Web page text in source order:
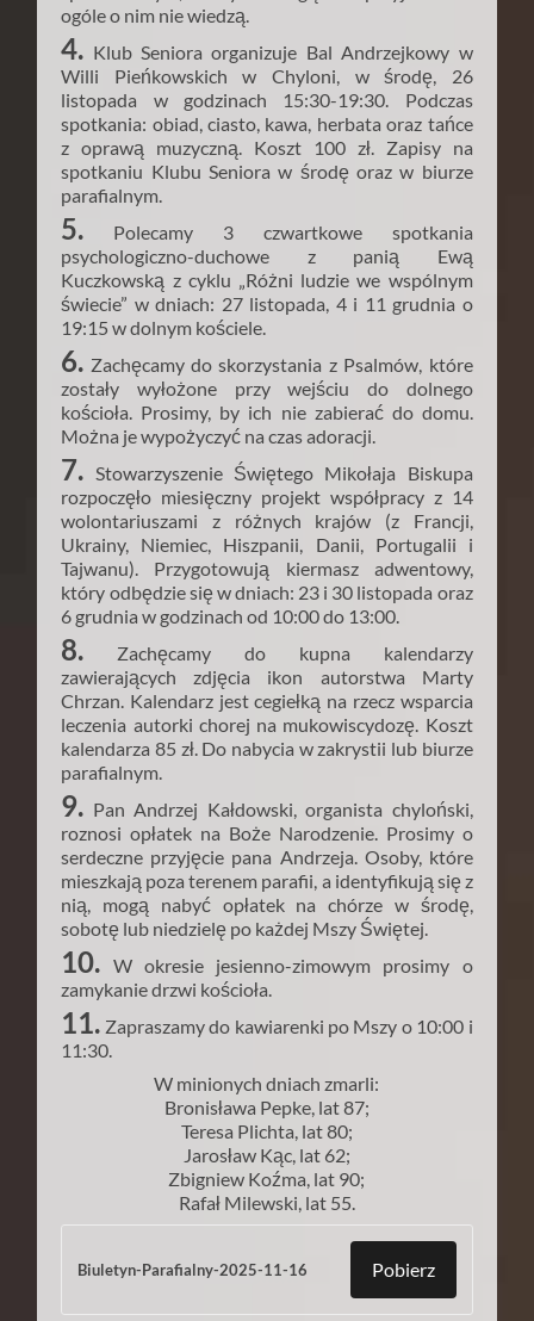
ogóle o nim nie wiedzą.
4. Klub Seniora organizuje Bal Andrzejkowy w
Willi Pieńkowskich w Chyloni, w środę, 26
listopada w godzinach 15:30-19:30. Podczas
spotkania: obiad, ciasto, kawa, herbata oraz tańce
z oprawą muzyczną. Koszt 100 zł. Zapisy na
spotkaniu Klubu Seniora w środę oraz w biurze
parafialnym.
5. Polecamy 3 czwartkowe spotkania
psychologiczno-duchowe z panią Ewą
Kuczkowską z cyklu „Różni ludzie we wspólnym
świecie” w dniach: 27 listopada, 4 i 11 grudnia o
19:15 w dolnym kościele.
6. Zachęcamy do skorzystania z Psalmów, które
zostały wyłożone przy wejściu do dolnego
kościoła. Prosimy, by ich nie zabierać do domu.
Można je wypożyczyć na czas adoracji.
7. Stowarzyszenie Świętego Mikołaja Biskupa
rozpoczęło miesięczny projekt współpracy z 14
wolontariuszami z różnych krajów (z Francji,
Ukrainy, Niemiec, Hiszpanii, Danii, Portugalii i
Tajwanu). Przygotowują kiermasz adwentowy,
który odbędzie się w dniach: 23 i 30 listopada oraz
6 grudnia w godzinach od 10:00 do 13:00.
8. Zachęcamy do kupna kalendarzy
zawierających zdjęcia ikon autorstwa Marty
Chrzan. Kalendarz jest cegiełką na rzecz wsparcia
leczenia autorki chorej na mukowiscydozę. Koszt
kalendarza 85 zł. Do nabycia w zakrystii lub biurze
parafialnym.
9. Pan Andrzej Kałdowski, organista chyloński,
roznosi opłatek na Boże Narodzenie. Prosimy o
serdeczne przyjęcie pana Andrzeja. Osoby, które
mieszkają poza terenem parafii, a identyfikują się z
nią, mogą nabyć opłatek na chórze w środę,
sobotę lub niedzielę po każdej Mszy Świętej.
10. W okresie jesienno-zimowym prosimy o
zamykanie drzwi kościoła.
11. Zapraszamy do kawiarenki po Mszy o 10:00 i
11:30.
W minionych dniach zmarli:
Bronisława Pepke, lat 87;
Teresa Plichta, lat 80;
Jarosław Kąc, lat 62;
Zbigniew Koźma, lat 90;
Rafał Milewski, lat 55.
Biuletyn-Parafialny-2025-11-16 Pobierz